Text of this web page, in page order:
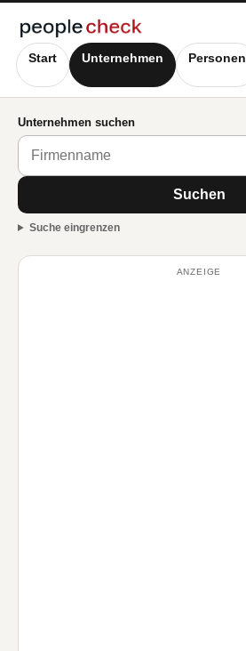
Start Unternehmen Personen
Unternehmen suchen
Suchen
Suche eingrenzen
ANZEIGE